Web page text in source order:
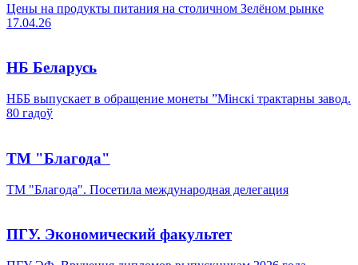
Цены на продукты питания на столичном Зелёном рынке
17.04.26
НБ Беларусь
НББ выпускает в обращение монеты ”Мінскі трактарны завод.
80 гадоў
ТМ "Благода"
ТМ "Благода". Посетила международная делегация
ПГУ. Экономический факультет